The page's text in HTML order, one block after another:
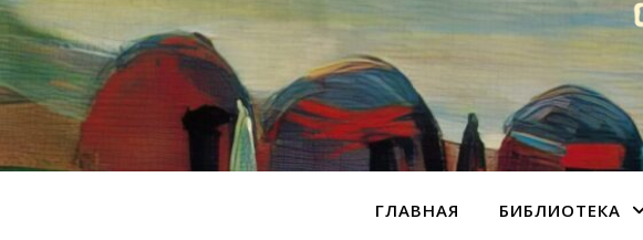
ГЛАВНАЯ БИБЛИОТЕКА